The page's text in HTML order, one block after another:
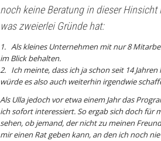
noch keine Beratung in dieser
was zweierlei Gründe hat:
1. Als kleines Unternehmen mit nur 8
im Blick behalten.
2. Ich meinte, dass ich ja schon seit 14
würde es also auch weiterhin irgendwie
Als Ulla jedoch vor etwa einem Jahr das
ich sofort interessiert. So ergab sich doch für
sehen, ob jemand, der nicht zu meinen
mir einen Rat geben kann, an den ich noch